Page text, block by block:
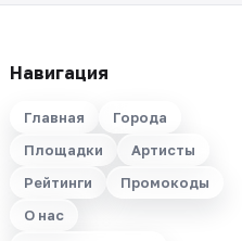
Навигация
Главная
Города
Площадки
Артисты
Рейтинги
Промокоды
О нас